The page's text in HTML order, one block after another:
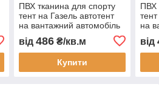
ПВХ тканина для спорту
тент на Газель автотент
на вантажний автомобіль
5 тон фура встановлення
Харків
від 486₴/кв.м
Купити
ПВХ
на
від